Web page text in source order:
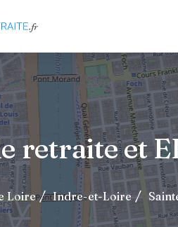
retraite et
Loire Indre-et-Loire